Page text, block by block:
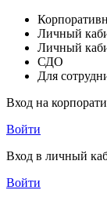
Личный
Личный
СДО
Для
Вход на
Войти
Вход в личный
Войти